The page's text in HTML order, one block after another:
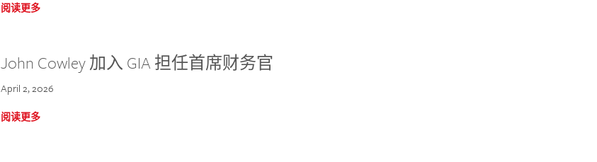
阅读更多
John Cowley 加入 GIA 担任首席财务官
April 2, 2026
阅读更多